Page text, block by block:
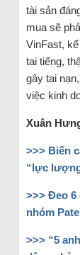
tài sản
mua sẽ
VinFast,
tai tiếng,
gây tai
việc kinh
Xuân
>>> Biến
“lực
>>> Đeo 6
nhóm
>>> “5